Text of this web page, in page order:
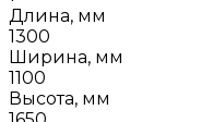
Длина, мм
1300
Ширина, мм
1100
Высота, мм